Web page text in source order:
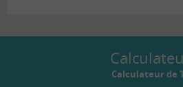
Calculateur de